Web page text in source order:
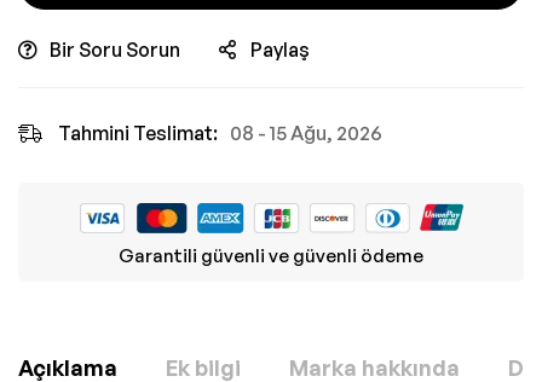
Bir Soru Sorun Paylaş
Tahmini Teslimat: 08 - 15 Ağu, 2026
Garantili güvenli ve güvenli ödeme
Açıklama Ek bilgi Marka hakkında